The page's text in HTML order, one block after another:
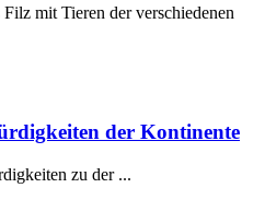
mit Tieren der verschiedenen
der Kontinente
zu der ...